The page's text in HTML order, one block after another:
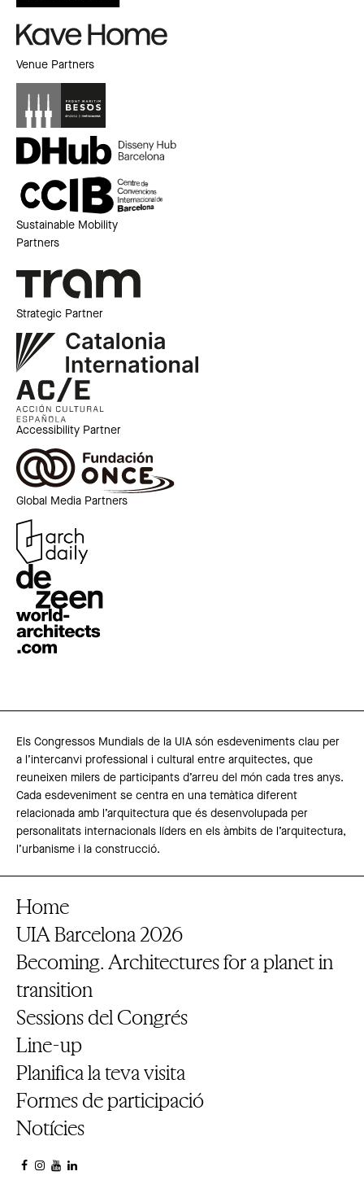
Venue Partners
Sustainable Mobility
Partners
Strategic Partner
Accessibility Partner
Global Media Partners
Els Congressos Mundials de la UIA són esdeveniments clau per
a l’intercanvi professional i cultural entre arquitectes, que
reuneixen milers de participants d’arreu del món cada tres anys.
Cada esdeveniment se centra en una temàtica diferent
relacionada amb l’arquitectura que és desenvolupada per
personalitats internacionals líders en els àmbits de l’arquitectura,
l’urbanisme i la construcció.
Home
UIA Barcelona 2026
Becoming. Architectures for a planet in
transition
Sessions del Congrés
Line-up
Planifica la teva visita
Formes de participació
Notícies